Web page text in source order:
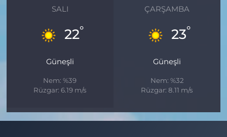
SALI
22°
Güneşli
Nem: %39
Rüzgar: 6.19 m/s
ÇARŞAMBA
23°
Güneşli
Nem: %32
Rüzgar: 8.11 m/s